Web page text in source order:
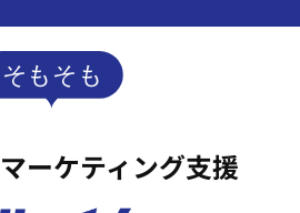
ーケティング支援